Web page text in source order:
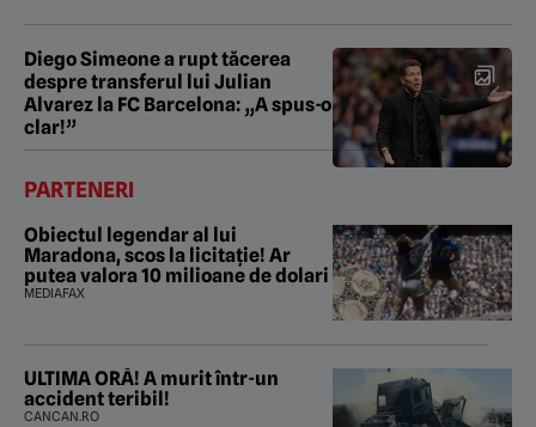
Diego Simeone a rupt tăcerea
despre transferul lui Julian
Alvarez la FC Barcelona: „A spus-o
clar!”
PARTENERI
Obiectul legendar al lui
Maradona, scos la licitație! Ar
putea valora 10 milioane de dolari
MEDIAFAX
ULTIMA ORĂ! A murit într-un
accident teribil!
CANCAN.RO